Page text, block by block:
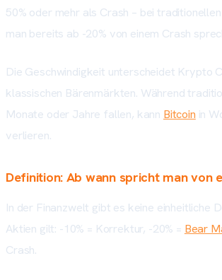
50% oder mehr als Crash – bei
man bereits ab -20% von einem Crash
Die Geschwindigkeit unterscheidet Krypto
klassischen Bärenmärkten. Während
Monate oder Jahre fallen, kann Bitcoin in
verlieren.
Definition: Ab wann spricht man von
In der Finanzwelt gibt es keine einheitliche
Aktien gilt: -10% = Korrektur, -20% = Bear
Crash.